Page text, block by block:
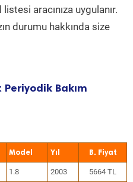
aracınıza uygulanır.
durumu hakkında size
Bakım
Model Yıl
1.8 2003 5664 TL